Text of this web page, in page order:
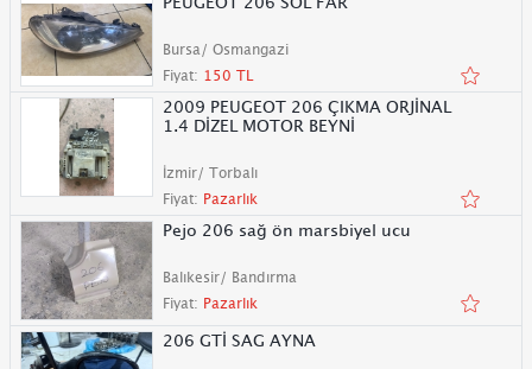
Bursa/ Osmangazi
Fiyat: 150 TL
2009 PEUGEOT 206 ÇIKMA ORJİNAL
1.4 DİZEL MOTOR BEYNİ
İzmir/ Torbalı
Fiyat: Pazarlık
Pejo 206 sağ ön marsbiyel ucu
Balıkesir/ Bandırma
Fiyat: Pazarlık
206 GTİ SAG AYNA